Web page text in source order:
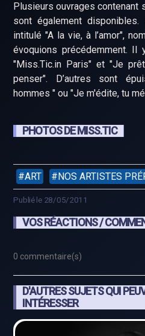
Plusieurs ouvrages contenant
sont également
intitulé "A la vie, à l’amor",
évoquions précédemment. Il
"Miss.Tic.in Paris" et "Je
penser". D’autres sont
hommes " ou "Je m'édite, tu
PHOTOS DE MISS.TIC
ART NOS ARTISTES
Publié le 28/05/2011
VOS RÉACTIONS /
0 commentaire(s)
D'AUTRES SUJETS QUI
INTÉRESSER